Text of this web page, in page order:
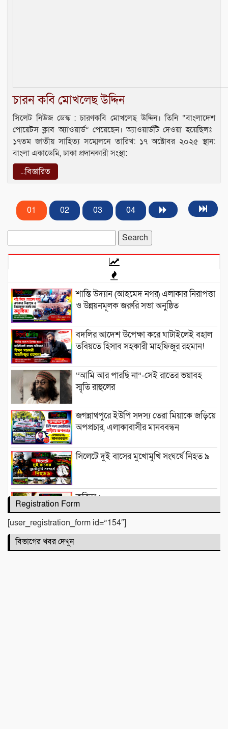
চারন কবি মোখলেছ উদ্দিন
সিলেট নিউজ ডেস্ক : চারণকবি মোখলেছ উদ্দিন। ​তিনি “বাংলাদেশ
পোয়েটস ক্লাব অ্যাওয়ার্ড” পেয়েছেন। অ্যাওয়ার্ডটি দেওয়া হয়েছিলঃ ​
১৭তম জাতীয় সাহিত্য সম্মেলনে ​তারিখ: ১৭ অক্টোবর ২০২৫ ​স্থান:
বাংলা একাডেমি, ঢাকা ​প্রদানকারী সংস্থা:
...বিস্তারিত
01 02 03 04
for:
শান্তি উদ্যান (আহমেদ নগর) এলাকার নিরাপত্তা
ও উন্নয়নমূলক জরুরি সভা অনুষ্ঠিত
বদলির আদেশ উপেক্ষা করে ঘাটাইলেই বহাল
তবিয়তে হিসাব সহকারী মাহফিজুর রহমান!
“আমি আর পারছি না”-সেই রাতের ভয়াবহ
স্মৃতি রাহুলের
জগন্নাথপুরে ইউপি সদস্য তেরা মিয়াকে জড়িয়ে
অপপ্রচার, এলাকাবাসীর মানববন্ধন
সিলেটে দুই বাসের মুখোমুখি সংঘর্ষে নিহত ৯
কবিতা :
টিলা খেকোদের দৌরাত্ম্যে জৈন্তাপুরে পরিবেশ
বিপর্যয়, আতঙ্কে প্রবাসী পরিবার
Registration Form
[user_registration_form id=”154″]
বিভাগের খবর দেখুন